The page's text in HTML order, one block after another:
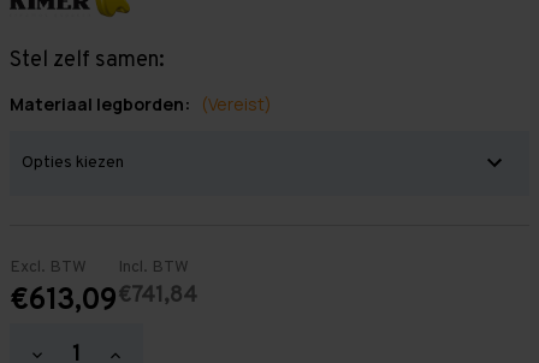
Stel zelf samen:
Materiaal legborden: (Vereist)
Excl. BTW
€613,09
Incl. BTW
€741,84